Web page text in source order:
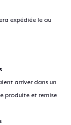
expédiée le ou
arriver dans un
produite et remise